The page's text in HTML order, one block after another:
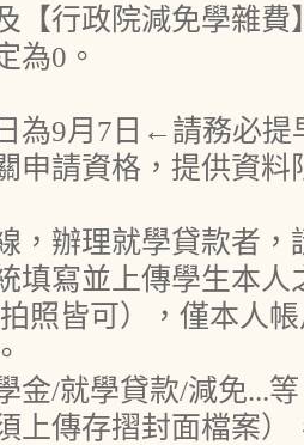
【行政院減免學雜
為0。
為9月7日←請務必提
申請資格，提供資
，辦理就學貸款者
填寫並上傳學生本人
照皆可），僅本人
金/就學貸款/減免...
上傳存摺封面檔案）